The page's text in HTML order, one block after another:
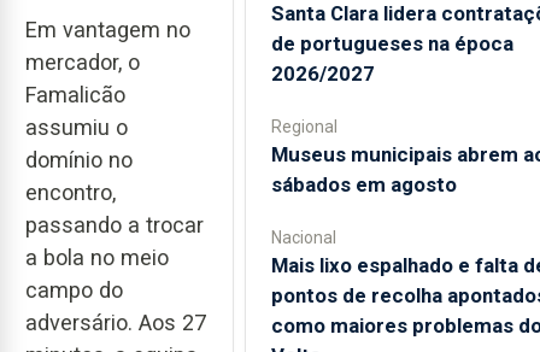
Em vantagem no
mercador, o
Famalicão
assumiu o
domínio no
encontro,
passando a trocar
a bola no meio
campo do
adversário. Aos 27
Santa Clara lidera
de portugueses na época
2026/2027
Regional
Museus municipais abrem
sábados em agosto
Nacional
Mais lixo espalhado e falta
pontos de recolha
como maiores problemas